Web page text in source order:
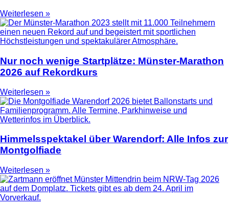
Weiterlesen »
Nur noch wenige Startplätze: Münster-Marathon
2026 auf Rekordkurs
Weiterlesen »
Himmelsspektakel über Warendorf: Alle Infos zur
Montgolfiade
Weiterlesen »